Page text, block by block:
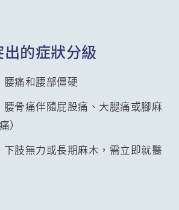
的症狀分級
腰痛和腰部僵硬
腰骨痛伴隨屁股痛、大腿痛或腳麻
）
下肢無力或長期麻木，需立即就醫